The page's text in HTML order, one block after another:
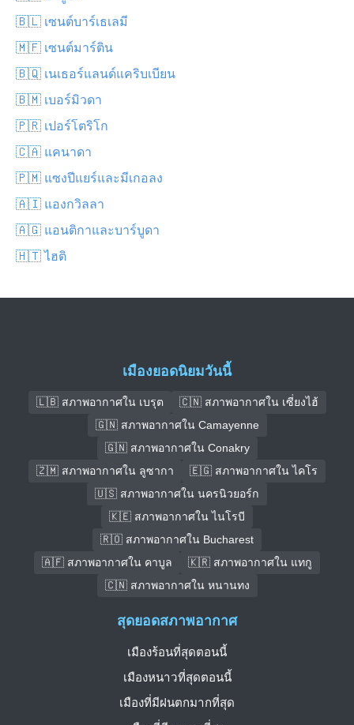
🇧🇱 เซนต์บาร์เธเลมี
🇲🇫 เซนต์มาร์ติน
🇧🇶 เนเธอร์แลนด์แคริบเบียน
🇧🇲 เบอร์มิวดา
🇵🇷 เปอร์โตริโก
🇨🇦 แคนาดา
🇵🇲 แซงปีแยร์และมีเกอลง
🇦🇮 แองกวิลลา
🇦🇬 แอนติกาและบาร์บูดา
🇭🇹 ไฮติ
เมืองยอดนิยมวันนี้
🇱🇧 สภาพอากาศใน เบรุต
🇨🇳 สภาพอากาศใน เซี่ยงไฮ้
🇬🇳 สภาพอากาศใน Camayenne
🇬🇳 สภาพอากาศใน Conakry
🇿🇲 สภาพอากาศใน ลูซากา
🇪🇬 สภาพอากาศใน ไคโร
🇺🇸 สภาพอากาศใน นครนิวยอร์ก
🇰🇪 สภาพอากาศใน ไนโรบี
🇷🇴 สภาพอากาศใน Bucharest
🇦🇫 สภาพอากาศใน คาบูล
🇰🇷 สภาพอากาศใน แทกู
🇨🇳 สภาพอากาศใน หนานทง
สุดยอดสภาพอากาศ
เมืองร้อนที่สุดตอนนี้
เมืองหนาวที่สุดตอนนี้
เมืองที่มีฝนตกมากที่สุด